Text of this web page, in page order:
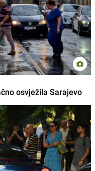
osvježila Sarajevo